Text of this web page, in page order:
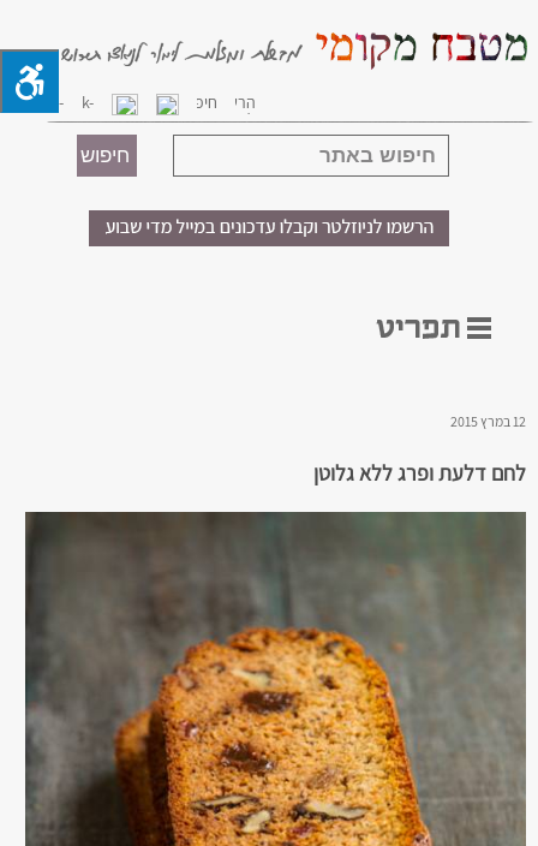
12 במרץ 2015
לחם דלעת ופרג ללא גלוטן